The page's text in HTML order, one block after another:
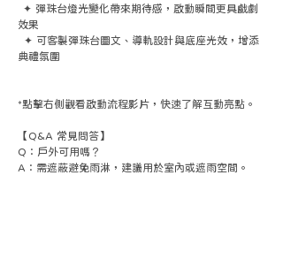
✦ 彈珠台燈光變化帶來期待感，啟動瞬間更具戲劇
效果
✦ 可客製彈珠台圖文、導軌設計與底座光效，增添
典禮氛圍
*點擊右側觀看啟動流程影片，快速了解互動亮點。
【Q&A 常見問答】
Q：戶外可用嗎？
A：需遮蔽避免雨淋，建議用於室內或遮雨空間。